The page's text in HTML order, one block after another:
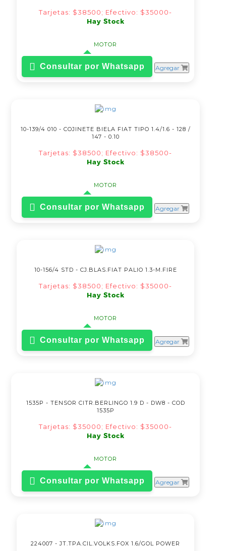
Soporte Escape
Soporte Motor
Tren Delantero
Tren Trasero
Tarjetas: $38500; Efectivo: $35000-
Hay Stock
MOTOR
Consultar por Whatsapp Agregar
10-139/4 010 - COJINETE BIELA FIAT TIPO 1.4/1.6 - 128 /
147 - 0.10
Tarjetas: $38500; Efectivo: $38500-
Hay Stock
MOTOR
Consultar por Whatsapp Agregar
10-156/4 STD - CJ.BLAS.FIAT PALIO 1.3-M.FIRE
Tarjetas: $38500; Efectivo: $35000-
Hay Stock
MOTOR
Consultar por Whatsapp Agregar
1535P - TENSOR CITR.BERLINGO 1.9 D - DW8 - COD
1535P
Tarjetas: $35000; Efectivo: $35000-
Hay Stock
MOTOR
Consultar por Whatsapp Agregar
224007 - JT.TPA.CIL.VOLKS.FOX 1.6/GOL POWER